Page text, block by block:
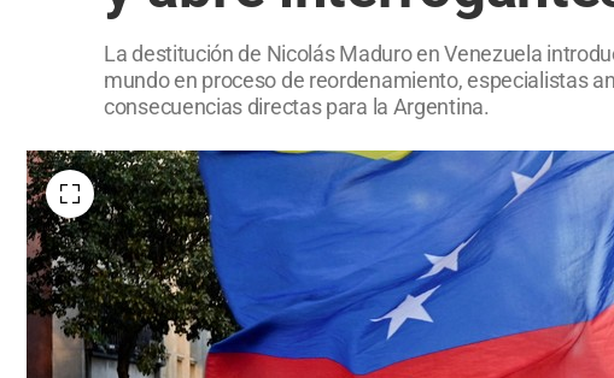
La destitución de Nicolás Maduro en Venezuela
mundo en proceso de reordenamiento, especialistas
consecuencias directas para la Argentina.